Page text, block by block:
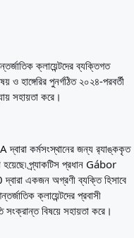
ক্লায়েন্টদের ব্যক্তিগত
ও হাঙ্গেরির পুনর্গঠিত ২০২৪-পরবর্তী
সহায়তা করে।
কর্মসংস্থানের জন্য র‍্যাঙ্ককৃত
হয়েছে৷ প্র্যাকটিস প্রধান Gábor
একজন অগ্রণী ব্যক্তি হিসাবে
ক্লায়েন্টদের প্রবাসী
সংক্রান্ত বিষয়ে সহায়তা করে।